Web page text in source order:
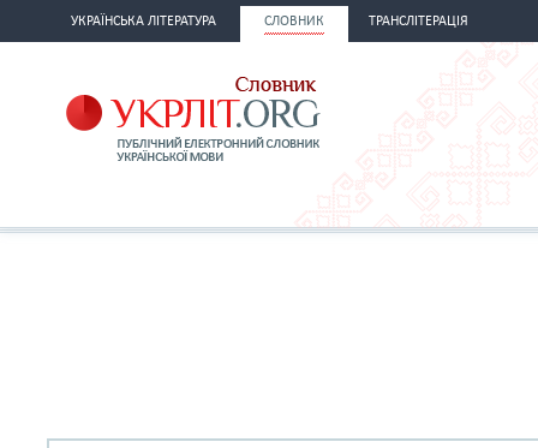
УКРАЇНСЬКА ЛІТЕРАТУРА СЛОВНИК ТРАНСЛІТЕРАЦІЯ